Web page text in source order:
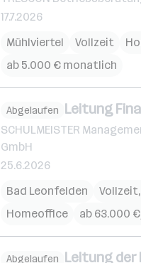
17.7.2026
Mühlviertel
Vollzeit
ab 5.000 € monatlich
Abgelaufen Leitung
SCHULMEISTER
GmbH
25.6.2026
Bad Leonfelden
Homeoffice
ab 63.000
Abgelaufen Leitung der